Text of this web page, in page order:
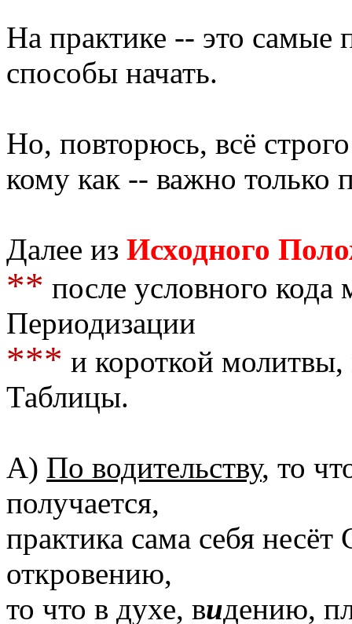
На практике -- это самые
способы начать.
Но, повторюсь, всё
кому как -- важно только
Далее из Исходного
** после условного кода
Периодизации
*** и короткой
Таблицы.
А) По водительству, то
получается,
практика сама себя
откровению,
то что в духе, видению,